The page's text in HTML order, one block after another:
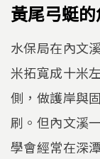
黃尾弓蜓
水保局在內文
米拓寬成十米
側，做護岸與
刷。但內文溪
學會經常在深